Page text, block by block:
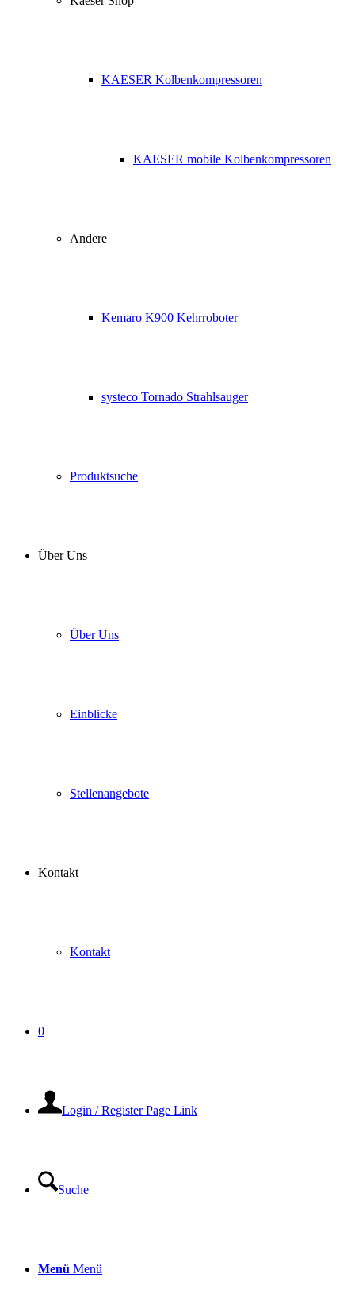
KAESER Kolbenkompressoren
KAESER mobile Kolbenkompressoren
Andere
Kemaro K900 Kehrroboter
systeco Tornado Strahlsauger
Produktsuche
Über Uns
Über Uns
Einblicke
Stellenangebote
Kontakt
Kontakt
0
Login / Register Page Link
Suche
Menü Menü